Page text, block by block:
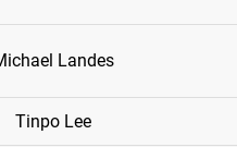
Landes
Tinpo Lee